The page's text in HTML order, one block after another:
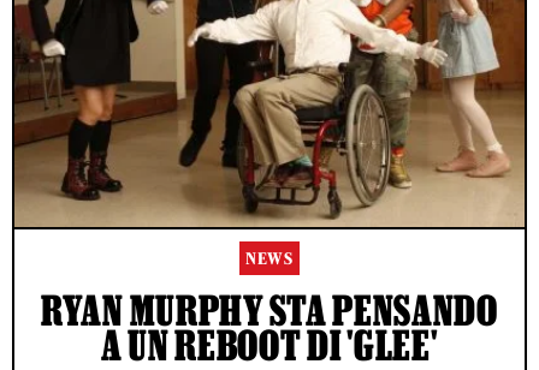
NEWS
RYAN MURPHY STA PENSANDO
A UN REBOOT DI 'GLEE'